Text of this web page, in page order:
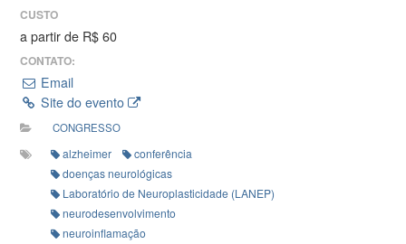
CUSTO
a partir de R$ 60
CONTATO:
Email
Site do evento
CONGRESSO
alzheimer
conferência
doenças neurológicas
Laboratório de Neuroplasticidade (LANEP)
neurodesenvolvimento
neuroinflamação